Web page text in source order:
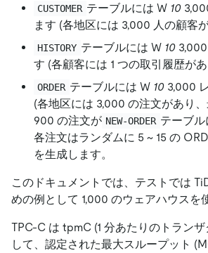
CUSTOMER テーブルには W 10
ます (各地区には 3,000 人の顧客
HISTORY テーブルには W 10
す (各顧客には 1 つの取引履歴が
ORDER テーブルには W 10 3,000
(各地区には 3,000 の注文があり
900 の注文が NEW-ORDER テーブル
各注文はランダムに 5 ~ 15 の
を生成します。
このドキュメントでは、テストでは
めの例として 1,000 のウェアハウスを
TPC-C は tpmC (1 分あたりのトラン
して、認定された最大スループット